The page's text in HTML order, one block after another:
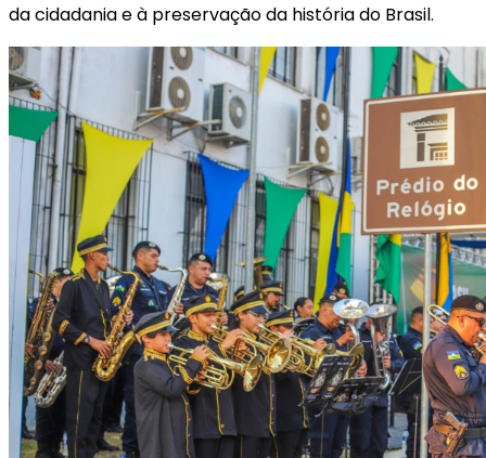
da cidadania e à preservação da história do Brasil.